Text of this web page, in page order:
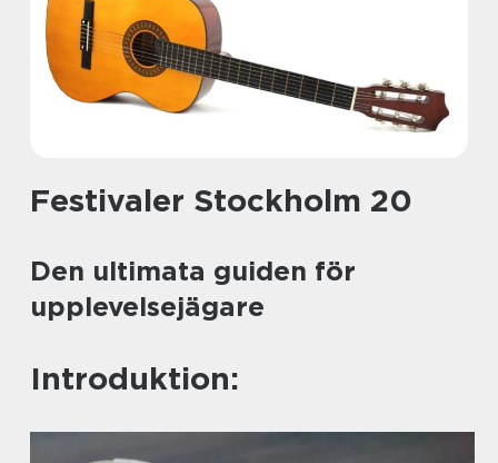
Festivaler Stockholm 20
Den ultimata guiden för
upplevelsejägare
Introduktion: